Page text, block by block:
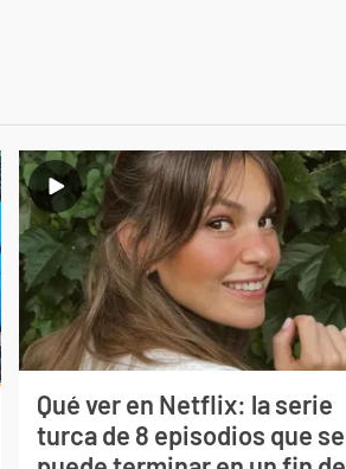
Qué ver en Netflix: la serie
turca de 8 episodios que se